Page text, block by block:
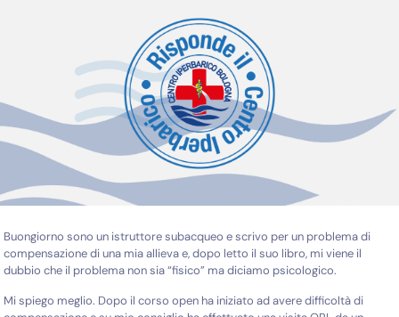
Buongiorno sono un istruttore subacqueo e scrivo per un problema di
compensazione di una mia allieva e, dopo letto il suo libro, mi viene il
dubbio che il problema non sia “fisico” ma diciamo psicologico.
Mi spiego meglio. Dopo il corso open ha iniziato ad avere difficoltà di